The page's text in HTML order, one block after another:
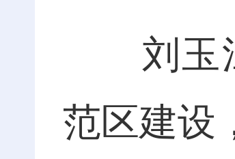
刘玉江
范区建设